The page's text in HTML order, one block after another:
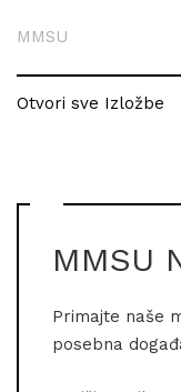
MMSU
Otvori sve Izložbe
MMSU
Primajte naše
posebna